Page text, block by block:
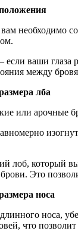
необходимо
ваши глаза
между
лба
или арочные
лоб, который вы
Это
носа
носа,
что позволит